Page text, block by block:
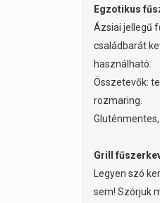
Egzotikus
Ázsiai jellegű
családbarát
használható.
Összetevők:
rozmaring.
Grill
Legyen szó
sem! Szórjuk